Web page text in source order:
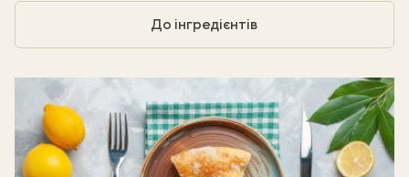
До інгредієнтів